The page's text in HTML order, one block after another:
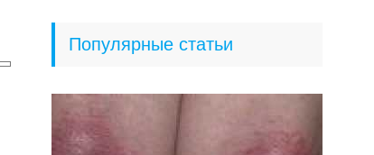
Популярные статьи